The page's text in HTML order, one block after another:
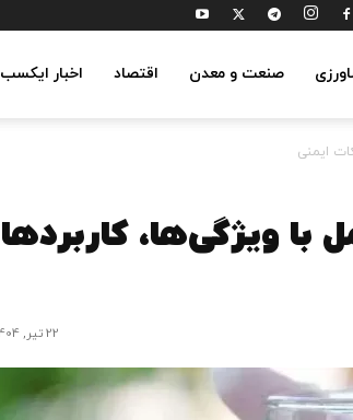
اخبار ایکسب اقتصاد صنعت و معدن
ایمنی
ویژگی‌ها، کاربردها
22 تیر, 1404